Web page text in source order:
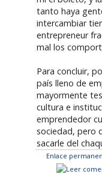
tanto haya
intercambiar
entrepreneur
mal los
Para concluir,
país lleno de
mayormente
cultura e
emprendedor
sociedad, pero
sacarle del
Enlace